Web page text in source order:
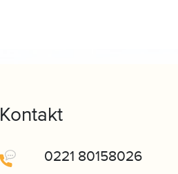
Kontakt
0221 80158026